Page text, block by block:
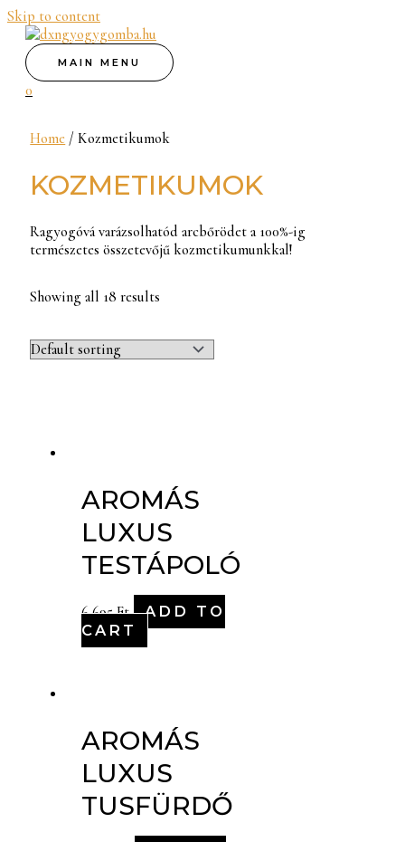
Skip to content
MAIN MENU
0
Home / Kozmetikumok
KOZMETIKUMOK
Ragyogóvá varázsolhatód arcbőrödet a 100%-ig
természetes összetevőjű kozmetikumunkkal!
Showing all 18 results
AROMÁS
LUXUS
TESTÁPOLÓ
6,695Ft
ADD TO
CART
AROMÁS
LUXUS
TUSFÜRDŐ